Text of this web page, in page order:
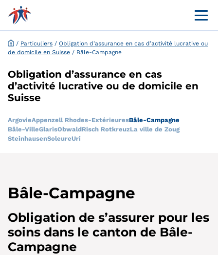
Menü
/ Particuliers / Obligation d’assurance en cas d’activité lucrative ou
de domicile en Suisse / Bâle-Campagne
Obligation d’assurance en cas
d’activité lucrative ou de domicile en
Suisse
ArgovieAppenzell Rhodes-ExtérieuresBâle-Campagne
Bâle-VilleGlarisObwaldRisch RotkreuzLa ville de Zoug
SteinhausenSoleureUri
Bâle-Campagne
Obligation de s’assurer pour les
soins dans le canton de Bâle-
Campagne